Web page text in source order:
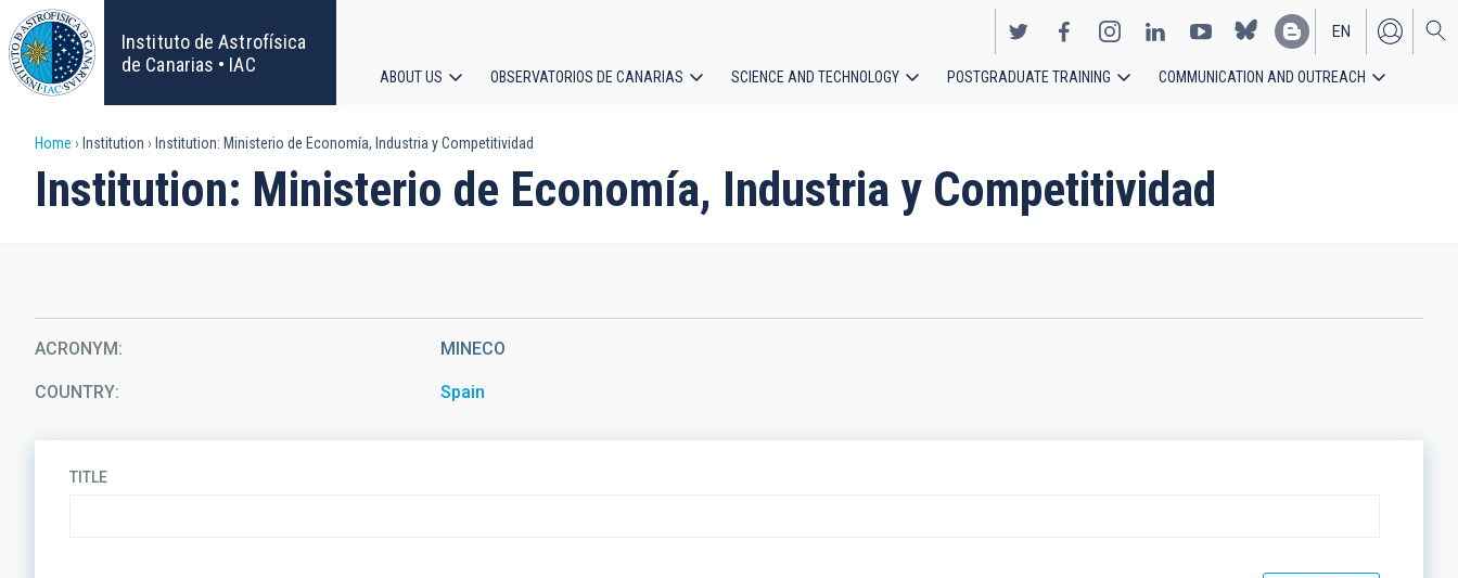
Skip
to
main
content
Instituto de Astrofísica
de Canarias • IAC
EN
ES
navigation
ABOUT US OBSERVATORIOS DE CANARIAS SCIENCE AND TECHNOLOGY POSTGRADUATE TRAINING COMMUNICATION AND OUTREACH
Breadcrumb
Home Institution Institution: Ministerio de Economía, Industria y Competitividad
Institution: Ministerio de Economía, Industria y Competitividad
ACRONYM MINECO
COUNTRY Spain
TITLE